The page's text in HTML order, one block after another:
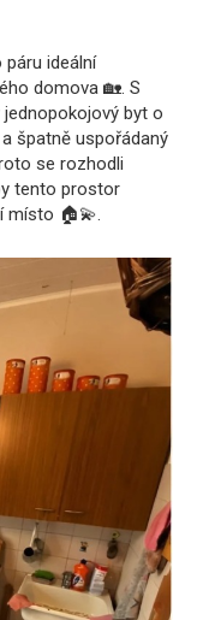
ideální
domova 🏡. S
byt o
špatně uspořádaný
se rozhodli
tento prostor
místo 🏠💫.